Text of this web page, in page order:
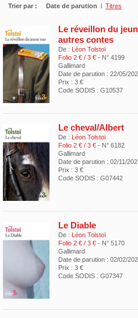
Trier par : Date de parution l Titres
Le réveillon du
autres contes
De : Léon Tolstoï
Folio 2 € / 3 € - N° 4199
Gallimard
Date de parution : 22/05/
Prix : 3 €
Code SODIS : G10537
Le cheval/Albert
De : Léon Tolstoï
Folio 2 € / 3 € - N° 6182
Gallimard
Date de parution : 02/11/
Prix : 3 €
Code SODIS : G07442
Le Diable
De : Léon Tolstoï
Folio 2 € / 3 € - N° 5170
Gallimard
Date de parution : 02/02/
Prix : 3 €
Code SODIS : G07347